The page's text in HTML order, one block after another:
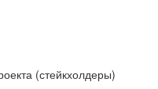
(стейкхолдеры)